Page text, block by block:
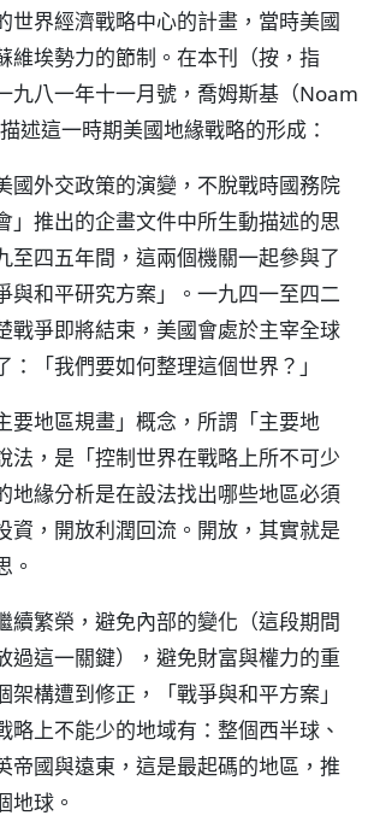
世界經濟戰略中心的計畫，當時美國
維埃勢力的節制。在本刊（按，指
九八一年十一月號，喬姆斯基（Noam
述這一時期美國地緣戰略的形成：
國外交政策的演變，不脫戰時國務院
」推出的企畫文件中所生動描述的思
至四五年間，這兩個機關一起參與了
與和平研究方案」。一九四一至四二
戰爭即將結束，美國會處於主宰全球
：「我們要如何整理這個世界？」
要地區規畫」概念，所謂「主要地
法，是「控制世界在戰略上所不可少
地緣分析是在設法找出哪些地區必須
資，開放利潤回流。開放，其實就是
。
續繁榮，避免內部的變化（這段期間
過這一關鍵），避免財富與權力的重
架構遭到修正，「戰爭與和平方案」
略上不能少的地域有：整個西半球、
帝國與遠東，這是最起碼的地區，推
地球。